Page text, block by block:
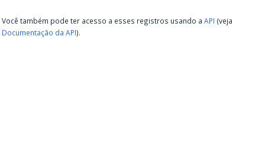
Você também pode ter acesso a esses registros usando a API (veja
Documentação da API).